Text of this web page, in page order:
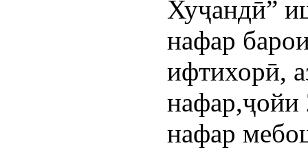
Хуҷандӣ”
нафар
ифтихорӣ,
нафар,ҷойи
нафар